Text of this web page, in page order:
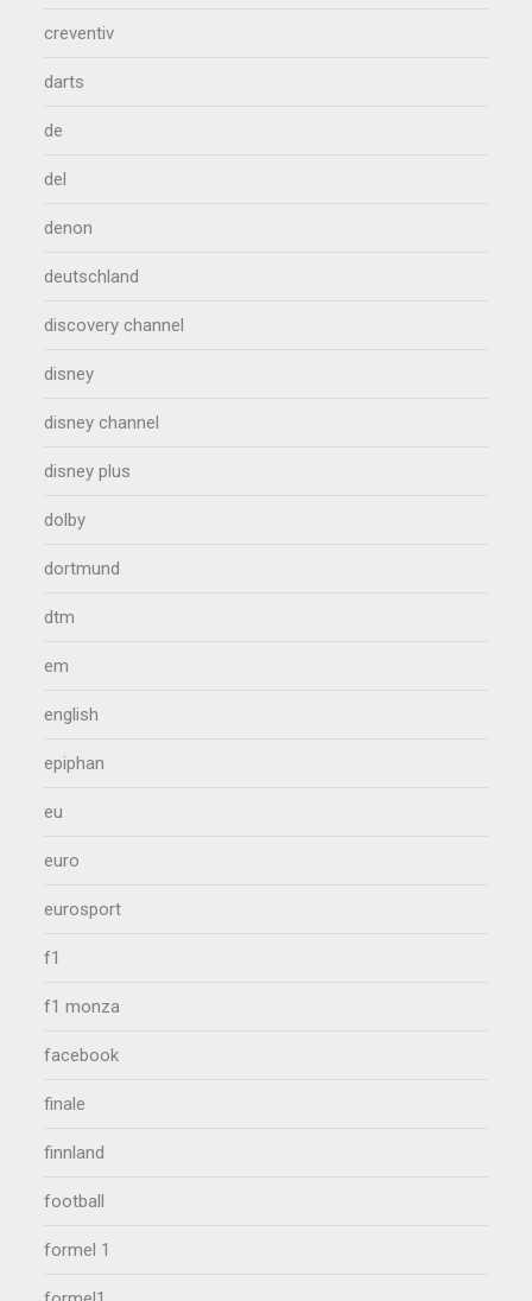
creventiv
darts
de
del
denon
deutschland
discovery channel
disney
disney channel
disney plus
dolby
dortmund
dtm
em
english
epiphan
eu
euro
eurosport
f1
f1 monza
facebook
finale
finnland
football
formel 1